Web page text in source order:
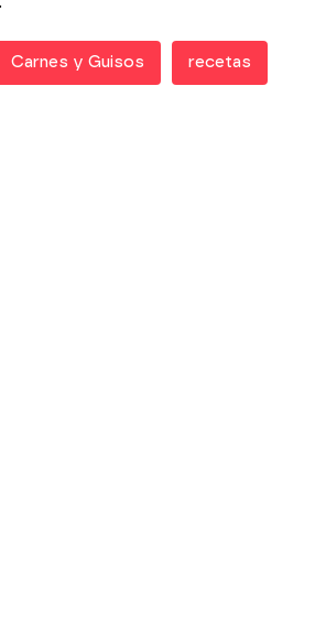
Carnes y Guisos recetas